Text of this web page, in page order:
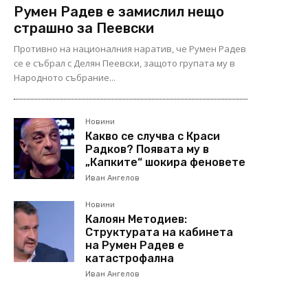
Румен Радев е замислил нещо
страшно за Пеевски
Противно на националния наратив, че Румен Радев
се е събрал с Делян Пеевски, защото групата му в
Народното събрание...
Новини
Какво се случва с Краси
Радков? Появата му в
„Капките“ шокира феновете
Иван Ангелов
Новини
Калоян Методиев:
Структурата на кабинета
на Румен Радев е
катастрофална
Иван Ангелов